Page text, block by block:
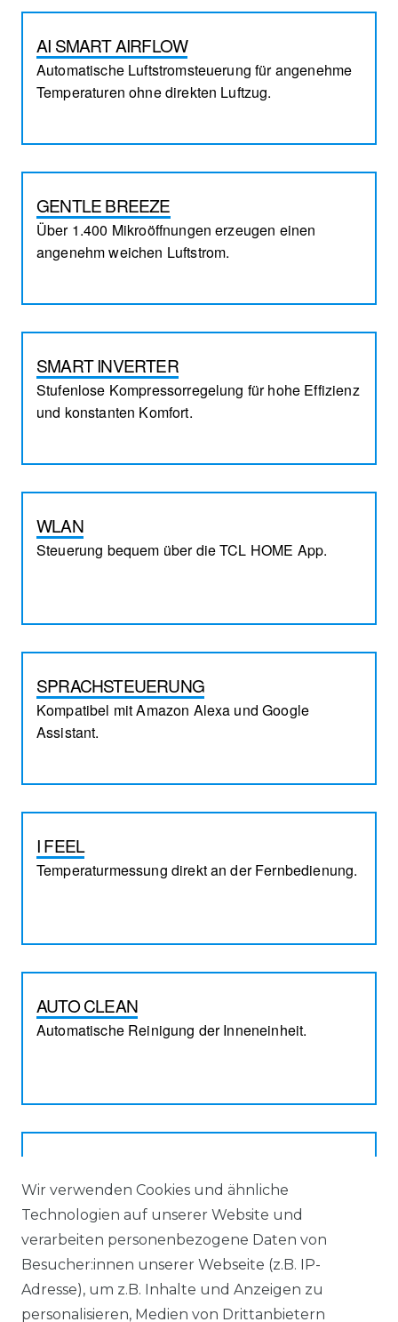
AI SMART AIRFLOW
Automatische Luftstromsteuerung für angenehme
Temperaturen ohne direkten Luftzug.
GENTLE BREEZE
Über 1.400 Mikroöffnungen erzeugen einen
angenehm weichen Luftstrom.
SMART INVERTER
Stufenlose Kompressorregelung für hohe Effizienz
und konstanten Komfort.
WLAN
Steuerung bequem über die TCL HOME App.
SPRACHSTEUERUNG
Kompatibel mit Amazon Alexa und Google
Assistant.
I FEEL
Temperaturmessung direkt an der Fernbedienung.
AUTO CLEAN
Automatische Reinigung der Inneneinheit.
24-Stunden-Zeitsteuerung für automatisches Ein-
und Ausschalten.
Wir verwenden Cookies und ähnliche
Technologien auf unserer Website und
verarbeiten personenbezogene Daten von
Besucher:innen unserer Webseite (z.B. IP-
Adresse), um z.B. Inhalte und Anzeigen zu
personalisieren, Medien von Drittanbietern